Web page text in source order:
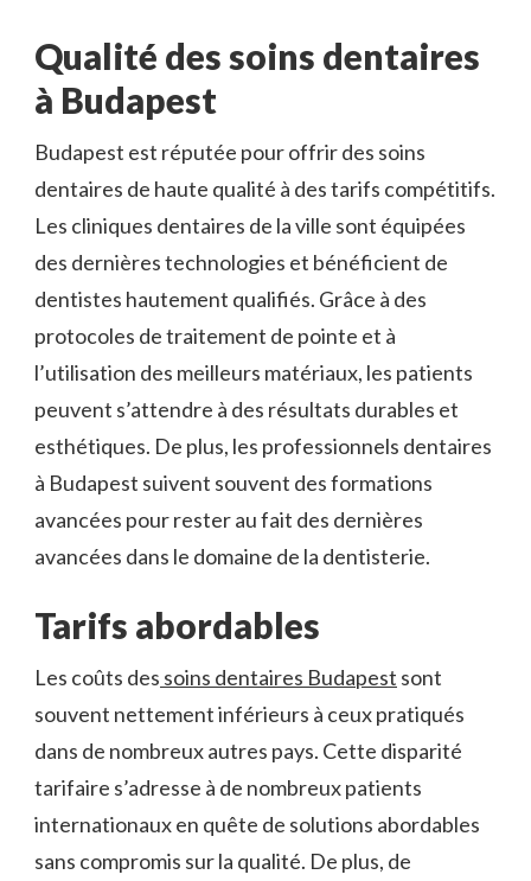
Qualité des soins dentaires
à Budapest
Budapest est réputée pour offrir des soins
dentaires de haute qualité à des tarifs compétitifs.
Les cliniques dentaires de la ville sont équipées
des dernières technologies et bénéficient de
dentistes hautement qualifiés. Grâce à des
protocoles de traitement de pointe et à
l’utilisation des meilleurs matériaux, les patients
peuvent s’attendre à des résultats durables et
esthétiques. De plus, les professionnels dentaires
à Budapest suivent souvent des formations
avancées pour rester au fait des dernières
avancées dans le domaine de la dentisterie.
Tarifs abordables
Les coûts des soins dentaires Budapest sont
souvent nettement inférieurs à ceux pratiqués
dans de nombreux autres pays. Cette disparité
tarifaire s’adresse à de nombreux patients
internationaux en quête de solutions abordables
sans compromis sur la qualité. De plus, de